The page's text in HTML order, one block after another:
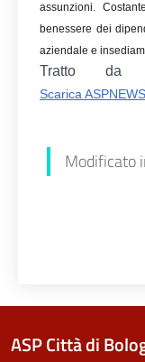
assunzioni.
benessere dei
aziendale e
Tratto da
Scarica
Modificato
ASP Città di